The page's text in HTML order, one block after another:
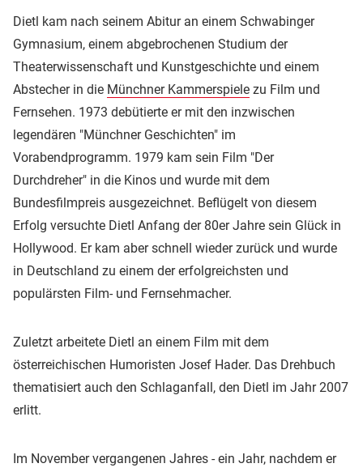
Dietl kam nach seinem Abitur an einem Schwabinger
Gymnasium, einem abgebrochenen Studium der
Theaterwissenschaft und Kunstgeschichte und einem
Abstecher in die Münchner Kammerspiele zu Film und
Fernsehen. 1973 debütierte er mit den inzwischen
legendären "Münchner Geschichten" im
Vorabendprogramm. 1979 kam sein Film "Der
Durchdreher" in die Kinos und wurde mit dem
Bundesfilmpreis ausgezeichnet. Beflügelt von diesem
Erfolg versuchte Dietl Anfang der 80er Jahre sein Glück in
Hollywood. Er kam aber schnell wieder zurück und wurde
in Deutschland zu einem der erfolgreichsten und
populärsten Film- und Fernsehmacher.
Zuletzt arbeitete Dietl an einem Film mit dem
österreichischen Humoristen Josef Hader. Das Drehbuch
thematisiert auch den Schlaganfall, den Dietl im Jahr 2007
erlitt.
Im November vergangenen Jahres - ein Jahr, nachdem er